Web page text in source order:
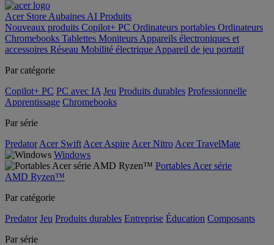
Acer Store Aubaines AI Produits
Nouveaux produits Copilot+ PC Ordinateurs portables Ordinateurs
Chromebooks Tablettes Moniteurs Appareils électroniques et
accessoires Réseau Mobilité électrique Appareil de jeu portatif
Par catégorie
Copilot+ PC PC avec IA Jeu Produits durables Professionnelle
Apprentissage Chromebooks
Par série
Predator Acer Swift Acer Aspire Acer Nitro Acer TravelMate
Windows
Portables Acer série
AMD Ryzen™
Par catégorie
Predator Jeu Produits durables Entreprise Éducation Composants
Par série